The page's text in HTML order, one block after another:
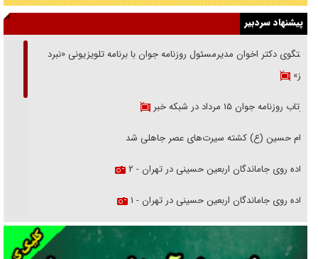
پیشنهاد سردبیر
گفتگوی دکتر اخوان مدیرمسئول روزنامه جوان با برنامه تلویزیونی «نبرد
هرمز»
بازتاب روزنامه جوان ۱۵ مرداد در شبکه خبر
امام حسین (ع) کشته سیرت‌های عصر جاهلی شد
پیاده روی جاماندگان اربعین حسینی در تهران - ۲
پیاده روی جاماندگان اربعین حسینی در تهران - ۱
فریاد‌ها و ناله‌های دوستان مبارزدلم را آتش می‌زد